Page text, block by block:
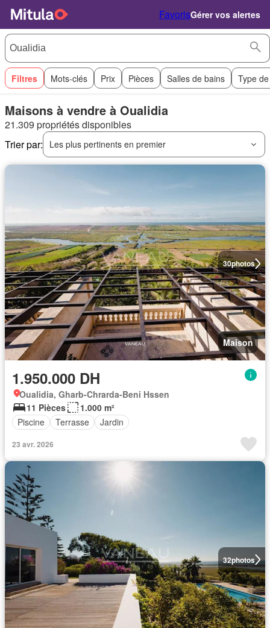
FavorisGérer vos alertes
Filtres Mots-clés Prix Pièces Salles de bains Type
Maisons à vendre à Oualidia
21.309 propriétés disponibles
Trier par:
Les plus pertinents en premier
30photos
Maison
1.950.000 DH
Oualidia, Gharb-Chrarda-Beni Hssen
11 Pièces
1.000 m²
Piscine
Terrasse Jardin
23 avr. 2026
32photos